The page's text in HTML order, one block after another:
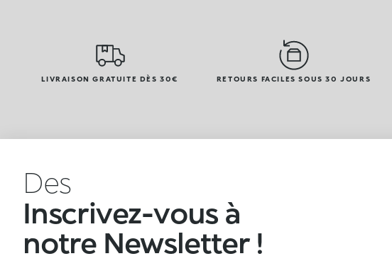
LIVRAISON GRATUITE DÈS 30€ RETOURS FACILES SOUS 30 JOURS
Des
Inscrivez-vous à
notre Newsletter !